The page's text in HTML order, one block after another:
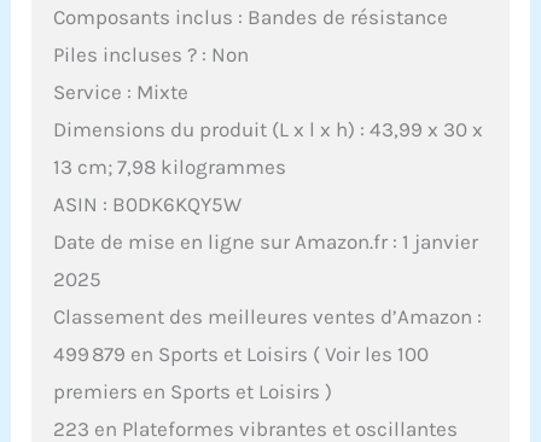
Composants inclus : Bandes de résistance
Piles incluses ? : Non
Service : Mixte
Dimensions du produit (L x l x h) : 43,99 x 30 x
13 cm; 7,98 kilogrammes
ASIN : B0DK6KQY5W
Date de mise en ligne sur Amazon.fr : 1 janvier
2025
Classement des meilleures ventes d’Amazon :
499 879 en Sports et Loisirs ( Voir les 100
premiers en Sports et Loisirs )
223 en Plateformes vibrantes et oscillantes